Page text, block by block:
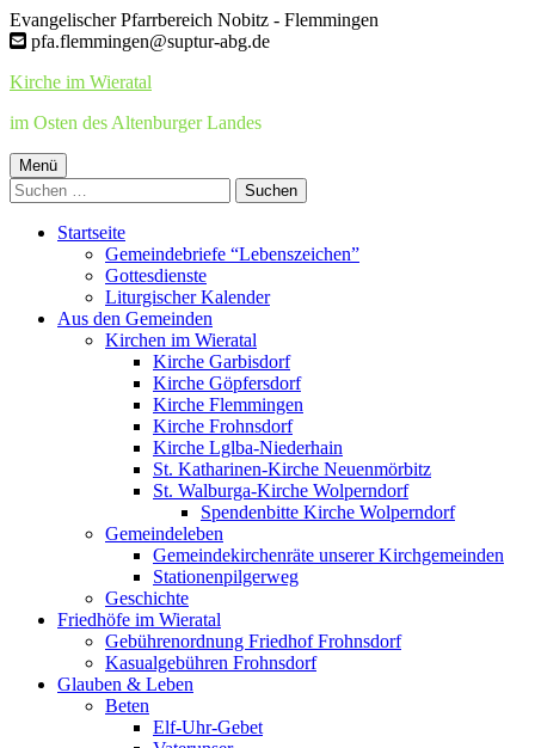
Springe
zum
Evangelischer Pfarrbereich Nobitz - Flemmingen
pfa.flemmingen@suptur-abg.de
Kirche im Wieratal
im Osten des Altenburger Landes
Primäres
Menü
Menü
Suchen
nach:
Startseite
Gemeindebriefe “Lebenszeichen”
Gottesdienste
Liturgischer Kalender
Aus den Gemeinden
Kirchen im Wieratal
Kirche Garbisdorf
Kirche Göpfersdorf
Kirche Flemmingen
Kirche Frohnsdorf
Kirche Lglba-Niederhain
St. Katharinen-Kirche Neuenmörbitz
St. Walburga-Kirche Wolperndorf
Spendenbitte Kirche Wolperndorf
Gemeindeleben
Gemeindekirchenräte unserer Kirchgemeinden
Stationenpilgerweg
Geschichte
Friedhöfe im Wieratal
Gebührenordnung Friedhof Frohnsdorf
Kasualgebühren Frohnsdorf
Glauben & Leben
Beten
Elf-Uhr-Gebet